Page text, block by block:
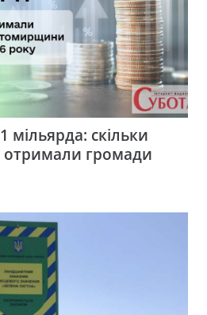
скільки
отримали громади